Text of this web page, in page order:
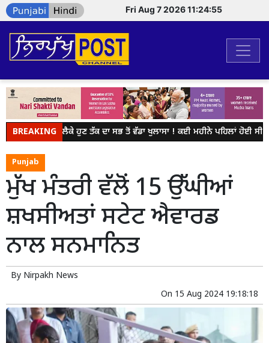
Fri Aug 7 2026 11:24:55
BREAKING
NEET ਨੂੰ ਲੈਕੇ ਹੁਣ ਤੱਕ ਦਾ ਸਭ ਤੋਂ ਵੱਡਾ ਖੁਲਾਸਾ ! ਕਈ ਮਹੀਨੇ ਪਹਿਲਾਂ ਹੋਈ ਸੀ
Punjab
ਮੁੱਖ ਮੰਤਰੀ ਵੱਲੋਂ 15 ਉੱਘੀਆਂ
ਸ਼ਖਸੀਅਤਾਂ ਸਟੇਟ ਐਵਾਰਡ
ਨਾਲ ਸਨਮਾਨਿਤ
By Nirpakh News
On 15 Aug 2024 19:18:18